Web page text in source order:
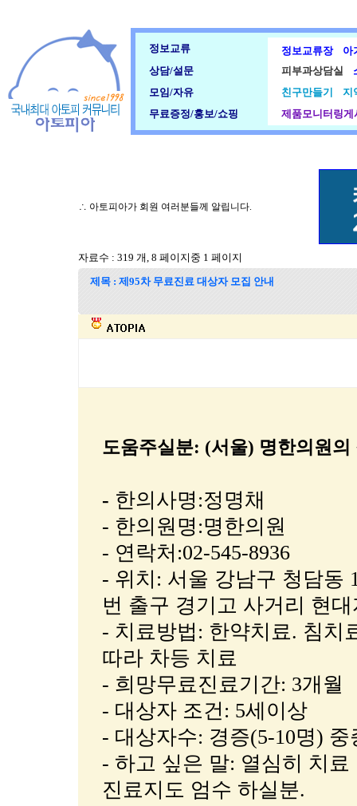
정보교류 정보교류장
아
상담/설문
피부과상담실
모임/자유
친구만들기
지
무료증정/홍보/쇼핑
제품모니터링게
∴ 아토피아가 회원 여러분들께 알립니다.
자료수 : 319 개, 8 페이지중 1 페이지
제목 : 제95차 무료진료 대상자 모집 안내
도움주실분: (서울) 명한의원의
- 한의사명:정명채
- 한의원명:명한의원
- 연락처:02-545-8936
- 위치: 서울 강남구 청담동
번 출구 경기고 사거리 현
- 치료방법: 한약치료. 침치
따라 차등 치료
- 희망무료진료기간: 3개월
- 대상자 조건: 5세이상
- 대상자수: 경증(5-10명) 중
- 하고 싶은 말: 열심히 치
진료지도 엄수 하실분.